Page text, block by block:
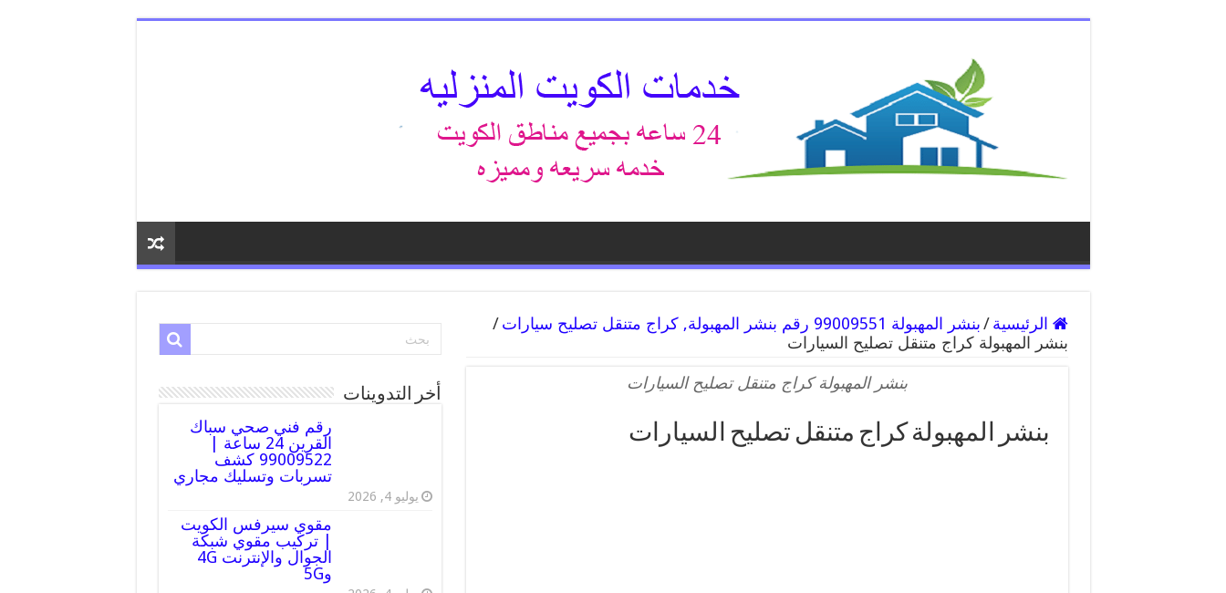
الرئيسية /بنشر المهبولة 99009551 رقم بنشر المهبولة, كراج متنقل تصليح سيارات
/
بنشر المهبولة كراج متنقل تصليح السيارات
بنشر المهبولة كراج متنقل تصليح السيارات
بنشر المهبولة كراج متنقل تصليح السيارات
أخر التدوينات
رقم فني صحي سباك
القرين 24 ساعة |
99009522 كشف
تسربات وتسليك مجاري
يوليو 4, 2026
مقوي سيرفس الكويت
| تركيب مقوي شبكة
الجوال والإنترنت 4G
و5G